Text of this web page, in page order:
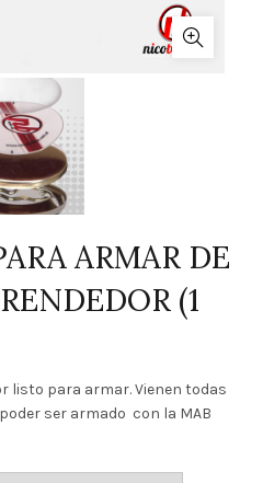
ARMAR DE
(1
listo para armar. Vienen todas
ser armado con la MAB